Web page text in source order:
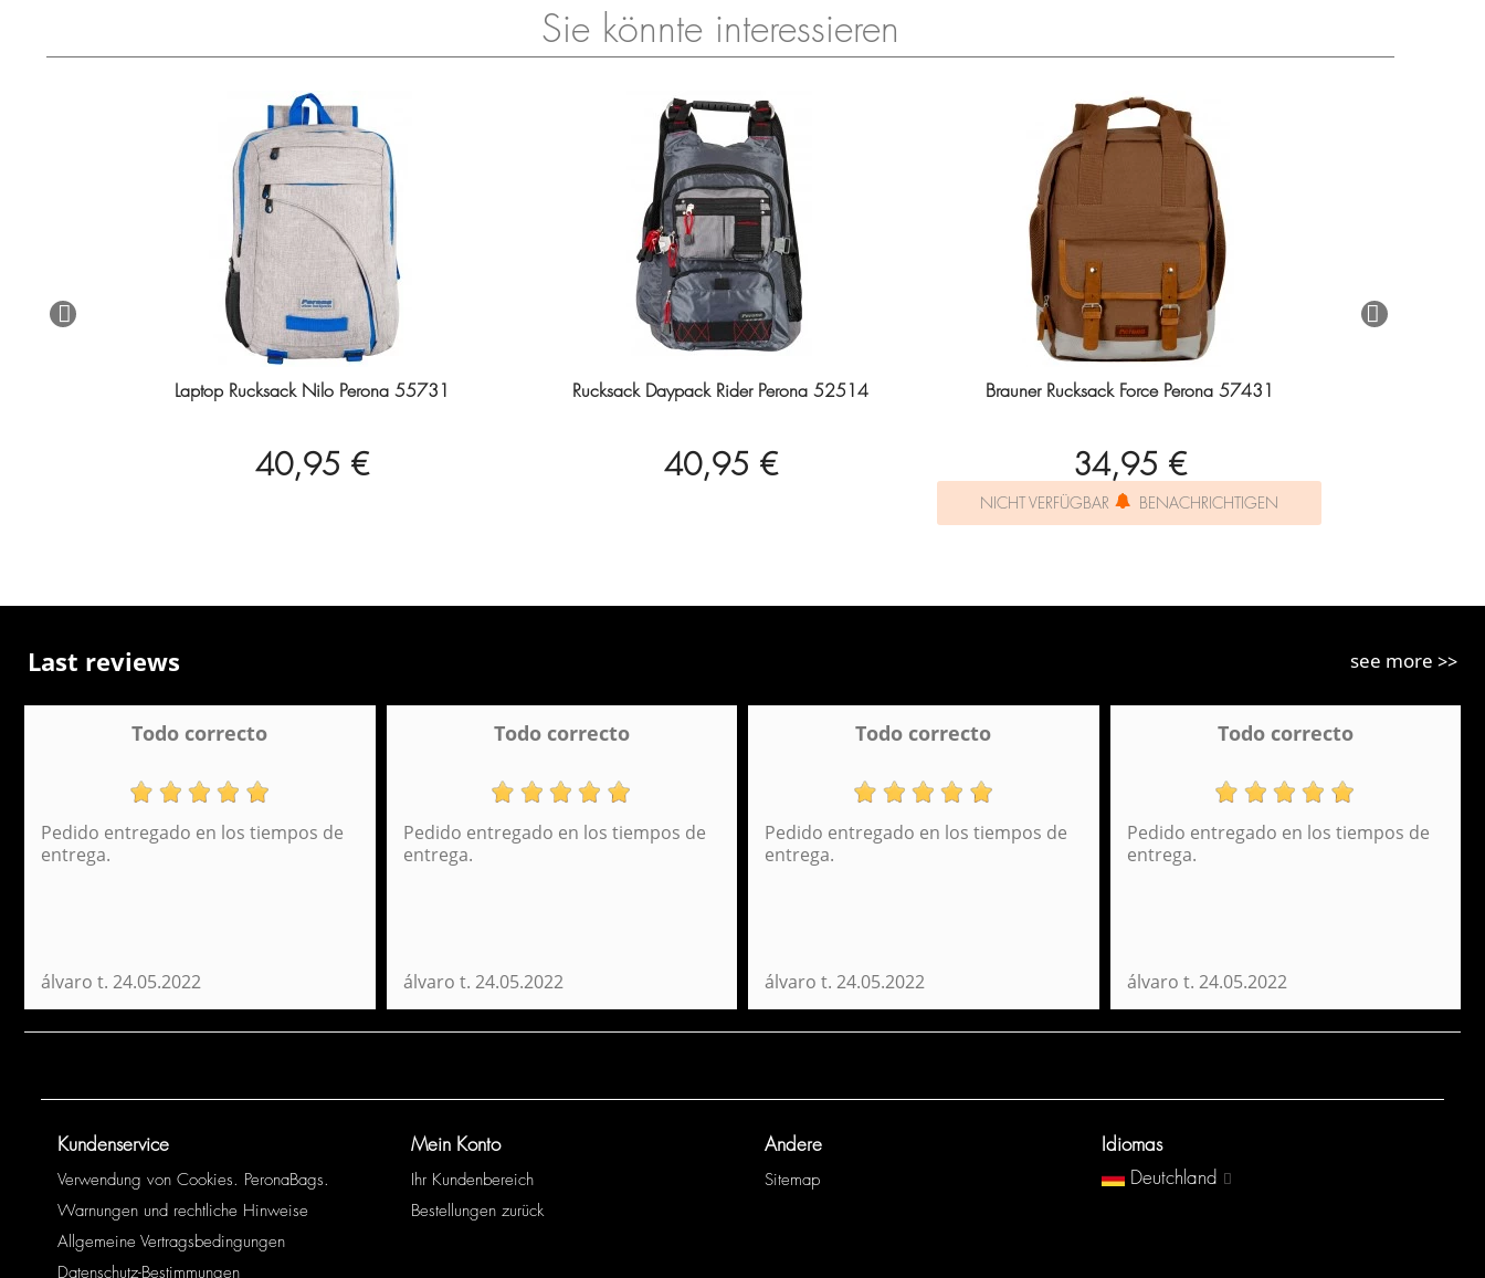
Sie könnte interessieren
Laptop Rucksack Nilo Perona 55731
40,95 €
Rucksack Daypack Rider Perona 52514
40,95 €
Brauner Rucksack Force Perona 57431
34,95 €
NICHT VERFÜGBAR BENACHRICHTIGEN
Rucksack Rosa Trekking Walking Perona 57095
Rucksack mit Griff mit Senffarbe Norway Perona
Reisetasche Container 70 Perona 53947
Last reviews see more >>
Todo correcto
Pedido entregado en los tiempos de
entrega.
álvaro t. 24.05.2022
Todo correcto
Pedido entregado en los tiempos de
entrega.
álvaro t. 24.05.2022
Todo correcto
Pedido entregado en los tiempos de
entrega.
álvaro t. 24.05.2022
Todo correcto
Pedido entregado en los tiempos de
entrega.
álvaro t. 24.05.2022
Kundenservice
Verwendung von Cookies. PeronaBags.
Warnungen und rechtliche Hinweise
Allgemeine Vertragsbedingungen
Datenschutz-Bestimmungen
Mein Konto
Ihr Kundenbereich
Bestellungen zurück
Andere
Sitemap
Idiomas
Deutchland